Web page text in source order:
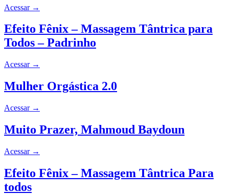
Acessar →
Efeito Fênix – Massagem Tântrica para
Todos – Padrinho
Acessar →
Mulher Orgástica 2.0
Acessar →
Muito Prazer, Mahmoud Baydoun
Acessar →
Efeito Fênix – Massagem Tântrica Para
todos